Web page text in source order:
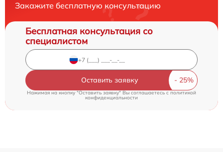
Закажите бесплатную консультацию
Бесплатная консультация со
специалистом
Оставить заявку
Нажимая на кнопку "Оставить заявку" Вы соглашаетесь cполитикой
конфиденциальности